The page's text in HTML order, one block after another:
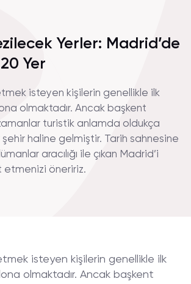
Yerler: Madrid’de
Yer
isteyen kişilerin genellikle ilk
olmaktadır. Ancak başkent
turistik anlamda oldukça
haline gelmiştir. Tarih sahnesine
aracılığı ile çıkan Madrid’i
etmenizi öneririz.
isteyen kişilerin genellikle ilk
olmaktadır. Ancak başkent